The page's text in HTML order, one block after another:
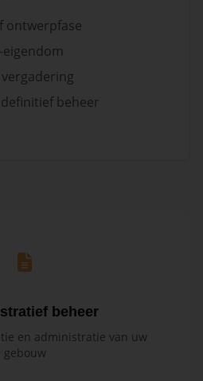
ontwerpfase
beheer
beheer
en administratie van uw
gebouw